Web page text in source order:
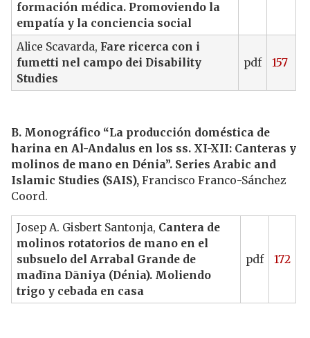
formación médica. Promoviendo la
empatía y la conciencia social
Alice Scavarda, Fare ricerca con i
fumetti nel campo dei Disability
Studies
pdf 157
B. Monográfico “La producción doméstica de
harina en Al-Andalus en los ss. XI-XII: Canteras y
molinos de mano en Dénia”. Series Arabic and
Islamic Studies (SAIS),Francisco Franco-Sánchez
Coord.
Josep A. Gisbert Santonja, Cantera de
molinos rotatorios de mano en el
subsuelo del Arrabal Grande de
madīna Dāniya (Dénia). Moliendo
trigo y cebada en casa
pdf 172